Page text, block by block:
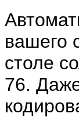
вашего
столе
76.